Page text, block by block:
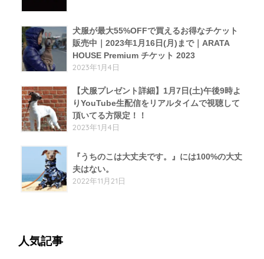
犬服が最大55%OFFで買えるお得なチケット
販売中｜2023年1月16日(月)まで｜ARATA
HOUSE Premium チケット 2023
2023年1月4日
【犬服プレゼント詳細】1月7日(土)午後9時よ
りYouTube生配信をリアルタイムで視聴して
頂いてる方限定！！
2023年1月4日
『うちのこは大丈夫です。』には100%の大丈
夫はない。
2022年11月21日
人気記事